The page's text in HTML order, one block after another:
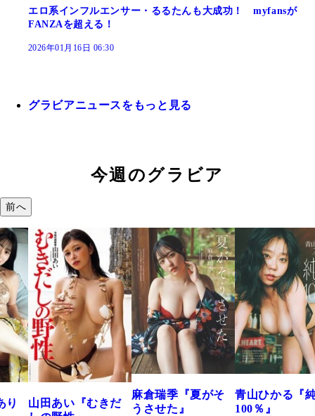
エロ系インフルエンサー・るるたんも大成功！ myfansが
FANZAを超える！
2026年01月16日 06:30
グラビアニュースをもっと見る
今週のグラビア
前へ
だ
麻倉瑞季『夏がそ
うさせた』
青山ひかる『純度
100％』
溝端 葵『もう
つの、あおい
で。』
2026年08月09日